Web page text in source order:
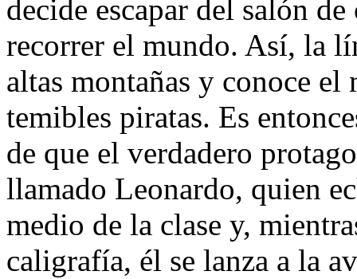
decide escapar del salón
recorrer el mundo. Así, la
altas montañas y conoce el
temibles piratas. Es
de que el verdadero
llamado Leonardo, quien
medio de la clase y,
caligrafía, él se lanza a la